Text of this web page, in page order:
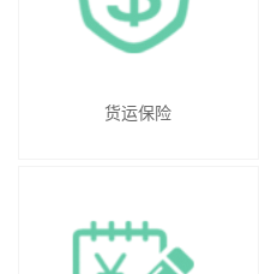
货运保险